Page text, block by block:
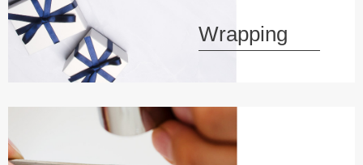
Wrapping